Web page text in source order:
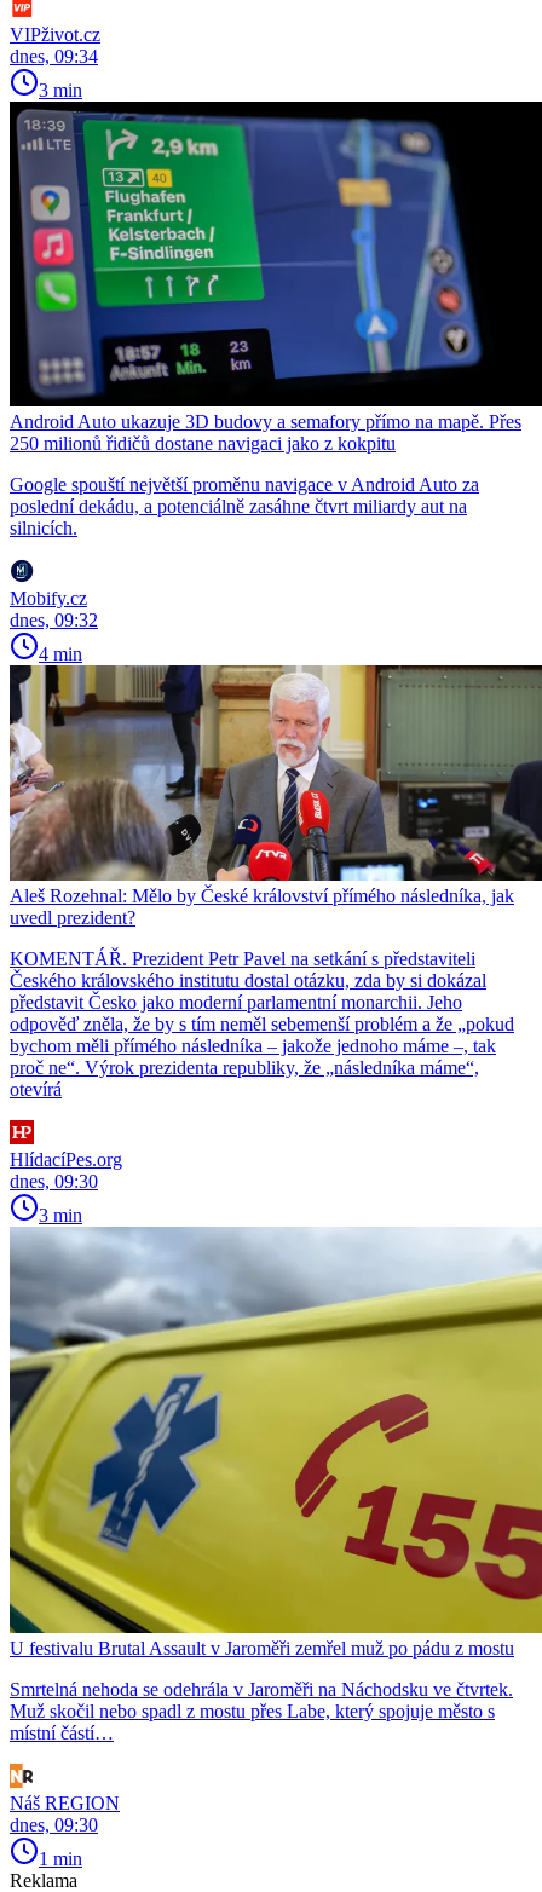
VIPživot.cz
dnes, 09:34
3 min
Android Auto ukazuje 3D budovy a semafory přímo na mapě. Přes
250 milionů řidičů dostane navigaci jako z kokpitu
Google spouští největší proměnu navigace v Android Auto za
poslední dekádu, a potenciálně zasáhne čtvrt miliardy aut na
silnicích.
Mobify.cz
dnes, 09:32
4 min
Aleš Rozehnal: Mělo by České království přímého následníka, jak
uvedl prezident?
KOMENTÁŘ. Prezident Petr Pavel na setkání s představiteli
Českého královského institutu dostal otázku, zda by si dokázal
představit Česko jako moderní parlamentní monarchii. Jeho
odpověď zněla, že by s tím neměl sebemenší problém a že „pokud
bychom měli přímého následníka – jakože jednoho máme –, tak
proč ne“. Výrok prezidenta republiky, že „následníka máme“,
otevírá
HlídacíPes.org
dnes, 09:30
3 min
U festivalu Brutal Assault v Jaroměři zemřel muž po pádu z mostu
Smrtelná nehoda se odehrála v Jaroměři na Náchodsku ve čtvrtek.
Muž skočil nebo spadl z mostu přes Labe, který spojuje město s
místní částí…
Náš REGION
dnes, 09:30
1 min
Reklama